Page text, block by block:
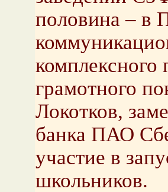
половина – в
грамотного
Локотков,
банка ПАО
участие в
школьников.